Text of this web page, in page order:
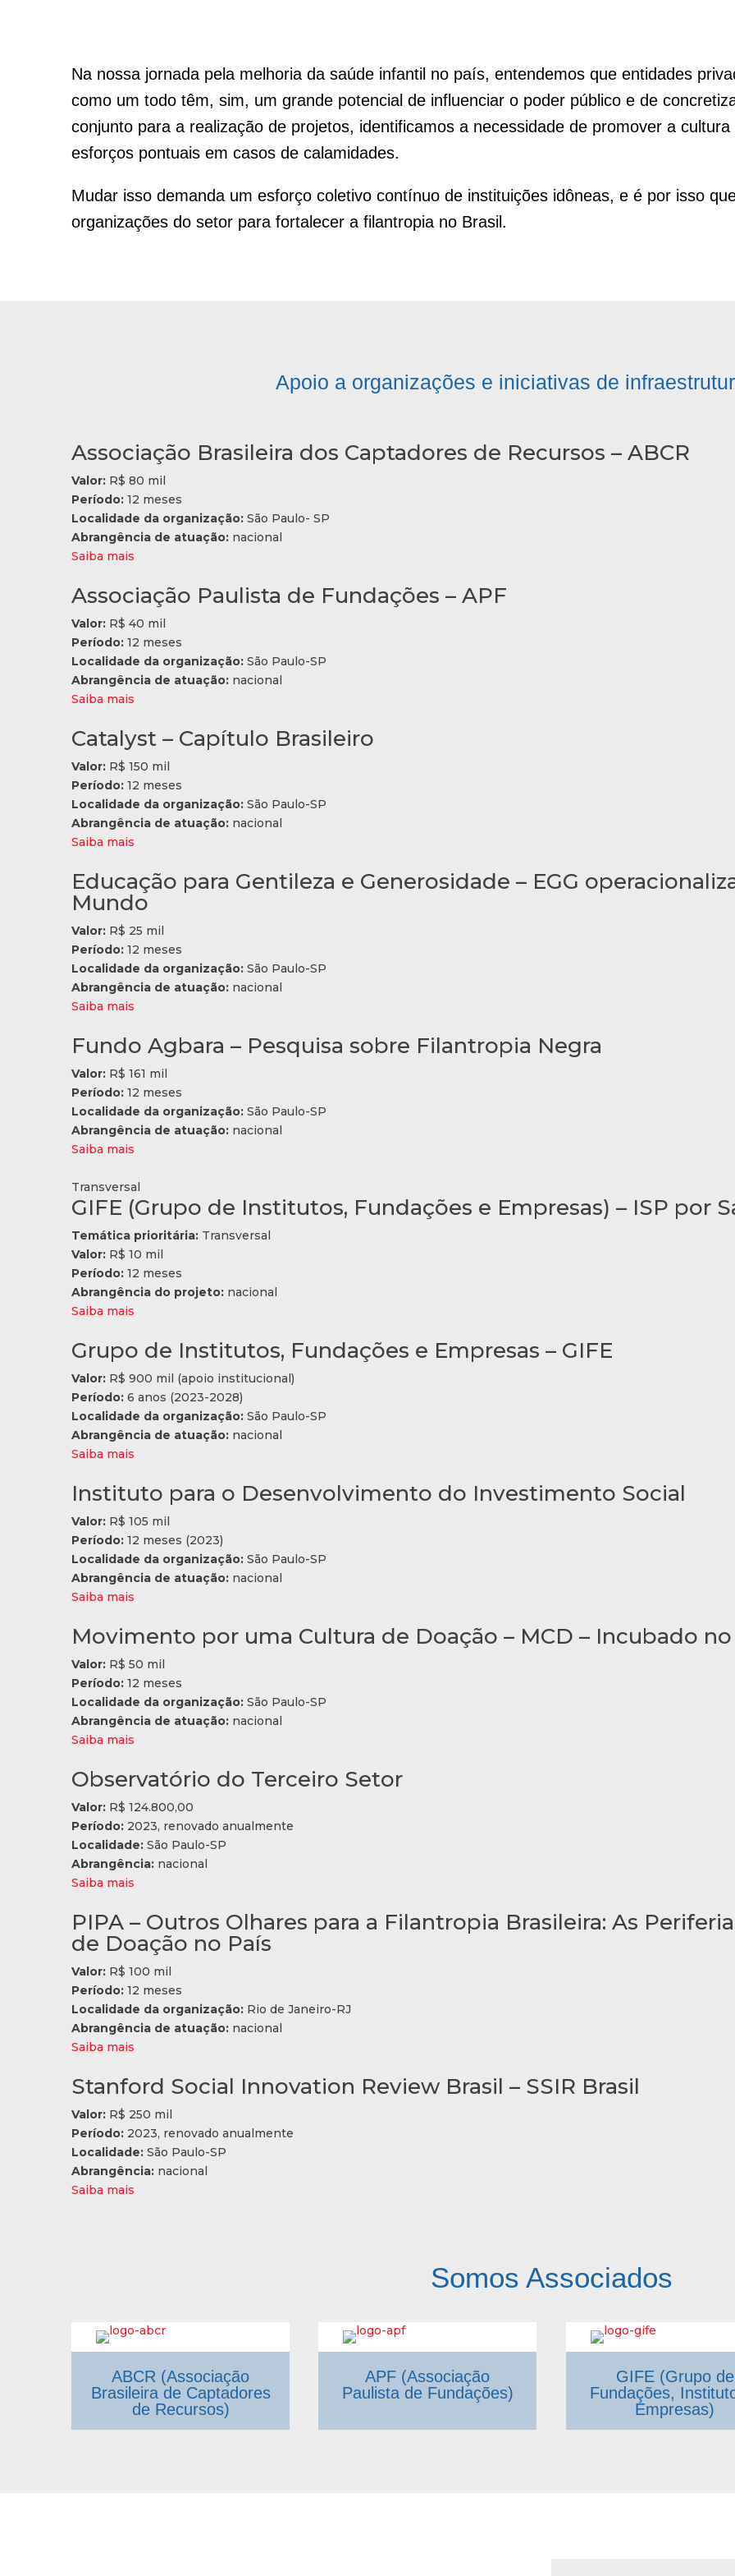
Na nossa jornada pela melhoria da saúde infantil no país, entendemos que entidades
como um todo têm, sim, um grande potencial de influenciar o poder público e de
conjunto para a realização de projetos, identificamos a necessidade de promover a
esforços pontuais em casos de calamidades.
Mudar isso demanda um esforço coletivo contínuo de instituições idôneas, e é por isso
organizações do setor para fortalecer a filantropia no Brasil.
Apoio a organizações e iniciativas de
Associação Brasileira dos Captadores de Recursos – ABCR
Valor: R$ 80 mil
Período: 12 meses
Localidade da organização: São Paulo- SP
Abrangência de atuação: nacional
Saiba mais
Associação Paulista de Fundações – APF
Valor: R$ 40 mil
Período: 12 meses
Localidade da organização: São Paulo-SP
Abrangência de atuação: nacional
Saiba mais
Catalyst – Capítulo Brasileiro
Valor: R$ 150 mil
Período: 12 meses
Localidade da organização: São Paulo-SP
Abrangência de atuação: nacional
Saiba mais
Educação para Gentileza e Generosidade – EGG
Mundo
Valor: R$ 25 mil
Período: 12 meses
Localidade da organização: São Paulo-SP
Abrangência de atuação: nacional
Saiba mais
Fundo Agbara – Pesquisa sobre Filantropia Negra
Valor: R$ 161 mil
Período: 12 meses
Localidade da organização: São Paulo-SP
Abrangência de atuação: nacional
Saiba mais
Transversal
GIFE (Grupo de Institutos, Fundações e Empresas) – ISP por
Temática prioritária: Transversal
Valor: R$ 10 mil
Período: 12 meses
Abrangência do projeto: nacional
Saiba mais
Grupo de Institutos, Fundações e Empresas – GIFE
Valor: R$ 900 mil (apoio institucional)
Período: 6 anos (2023-2028)
Localidade da organização: São Paulo-SP
Abrangência de atuação: nacional
Saiba mais
Instituto para o Desenvolvimento do Investimento Social
Valor: R$ 105 mil
Período: 12 meses (2023)
Localidade da organização: São Paulo-SP
Abrangência de atuação: nacional
Saiba mais
Movimento por uma Cultura de Doação – MCD – Incubado no
Valor: R$ 50 mil
Período: 12 meses
Localidade da organização: São Paulo-SP
Abrangência de atuação: nacional
Saiba mais
Observatório do Terceiro Setor
Valor: R$ 124.800,00
Período: 2023, renovado anualmente
Localidade: São Paulo-SP
Abrangência: nacional
Saiba mais
PIPA – Outros Olhares para a Filantropia Brasileira: As
de Doação no País
Valor: R$ 100 mil
Período: 12 meses
Localidade da organização: Rio de Janeiro-RJ
Abrangência de atuação: nacional
Saiba mais
Stanford Social Innovation Review Brasil – SSIR Brasil
Valor: R$ 250 mil
Período: 2023, renovado anualmente
Localidade: São Paulo-SP
Abrangência: nacional
Saiba mais
Somos Associados
ABCR (Associação
Brasileira de Captadores
de Recursos)
APF (Associação
Paulista de Fundações)
GIFE (Grupo de
Fundações,
Empresas)